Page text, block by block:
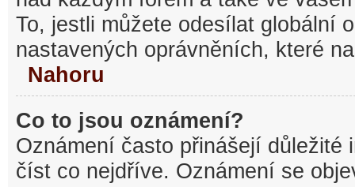
To, jestli můžete odesílat globální
nastavených oprávněních, které
Nahoru
Co to jsou oznámení?
Oznámení často přinášejí důležité
číst co nejdříve. Oznámení se